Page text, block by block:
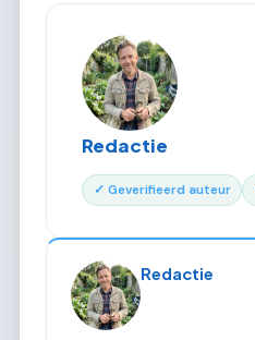
Redactie
✓ Geverifieerd auteur
Redactie